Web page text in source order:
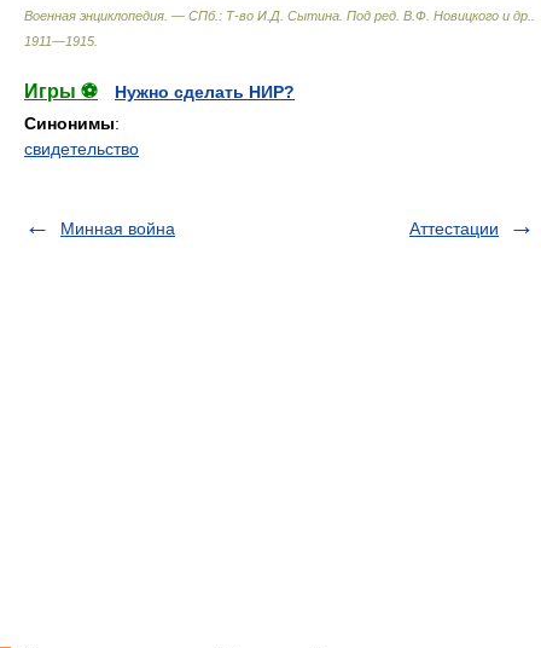
Военная энциклопедия. — СПб.: Т-во И.Д. Сытина Под ред. В.Ф. Новицкого и др.
1911—1915
Игры ⚽
Нужно сделать НИР?
Синонимы:
свидетельство
Минная война Аттестации